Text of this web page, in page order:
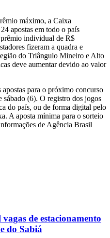
máximo, a Caixa
apostas em todo o país
individual de R$
fizeram a quadra e
do Triângulo Mineiro e Alto
deve aumentar devido ao valor
apostas para o próximo concurso
sábado (6). O registro dos jogos
do país, ou de forma digital pelo
A aposta mínima para o sorteio
de Agência Brasil
de estacionamento
do Sabiá